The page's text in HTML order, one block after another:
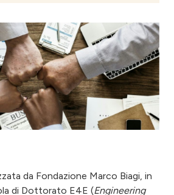
da Fondazione Marco Biagi, in
di Dottorato E4E (Engineering